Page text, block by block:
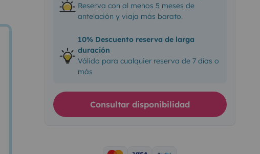
Reserva con al menos 5 meses de
antelación y viaja más barato.
10% Descuento reserva de larga
duración
Válido para cualquier reserva de 7 días o
más
Consultar disponibilidad